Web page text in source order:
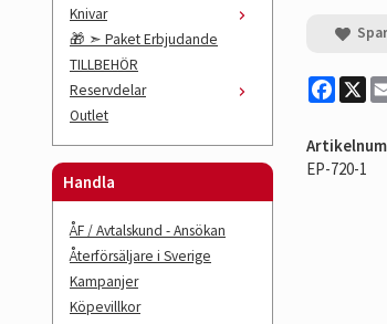
Knivar
🎁 ➣ Paket Erbjudande
TILLBEHÖR
Reservdelar
Outlet
Handla
ÅF / Avtalskund - Ansökan
Återförsäljare i Sverige
Kampanjer
Köpevillkor
X
EP-720-1